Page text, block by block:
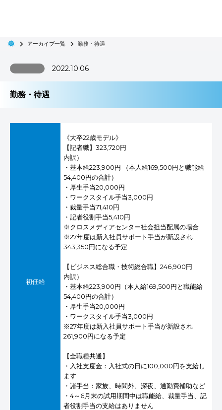
アーカイブ一覧 勤務・待遇
2022.10.06
勤務・待遇
初任給
《大卒22歳モデル》
【記者職】323,720円
内訳）
・基本給223,900円 （本人給169,500円と職能給
54,400円の合計）
・厚生手当20,000円
・ワークスタイル手当3,000円
・裁量手当71,410円
・記者役割手当5,410円
※クロスメディアセンター社会担当配属の場合
※27年度は新入社員サポート手当が新設され
343,350円になる予定
【ビジネス総合職・技術総合職】246,900円
内訳）
・基本給223,900円（本人給169,500円と職能給
54,400円の合計）
・厚生手当20,000円
・ワークスタイル手当3,000円
※27年度は新入社員サポート手当が新設され
261,900円になる予定
【全職種共通】
・入社支度金：入社式の日に100,000円を支給し
ます
・諸手当：家族、時間外、深夜、通勤費補助など
・4～6月末の試用期間中は職能給、裁量手当、記
者役割手当の支給はありません